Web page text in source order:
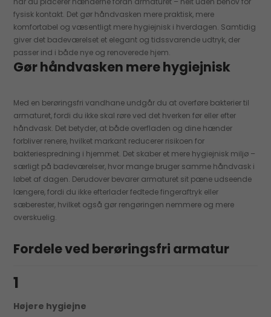
fysisk kontakt. Det gør håndvasken mere praktisk, mere
komfortabel og væsentligt mere hygiejnisk i hverdagen. Samtidig
giver det badeværelset et elegant og tidssvarende udtryk, der
passer ind i både nye og renoverede hjem.
Gør håndvasken mere hygiejnisk
Med en berøringsfri vandhane undgår du at overføre bakterier til
armaturet, fordi du ikke skal røre ved det hverken før eller efter
håndvask. Det betyder, at både overfladen og dine hænder
forbliver renere, hvilket markant reducerer risikoen for
bakteriespredning i hjemmet. Det skaber et mere hygiejnisk miljø –
særligt på badeværelser, hvor mange bruger samme håndvask i
løbet af dagen. Derudover bevarer armaturet sit pæne udseende
længere, fordi du ikke efterlader fedtede fingeraftryk eller
sæberester, hvilket også gør rengøringen nemmere og mere
overskuelig.
Fordele ved berøringsfri armatur
1
Højere hygiejne